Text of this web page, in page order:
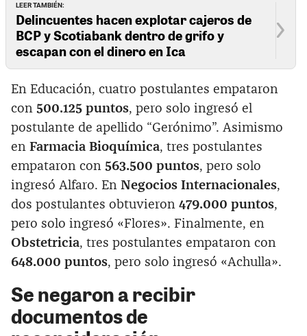
LEER TAMBIÉN:
Delincuentes hacen explotar cajeros de
BCP y Scotiabank dentro de grifo y
escapan con el dinero en Ica
En Educación, cuatro postulantes empataron
con 500.125 puntos, pero solo ingresó el
postulante de apellido “Gerónimo”. Asimismo
en Farmacia Bioquímica, tres postulantes
empataron con 563.500 puntos, pero solo
ingresó Alfaro. En Negocios Internacionales,
dos postulantes obtuvieron 479.000 puntos,
pero solo ingresó «Flores». Finalmente, en
Obstetricia, tres postulantes empataron con
648.000 puntos, pero solo ingresó «Achulla».
Se negaron a recibir
documentos de